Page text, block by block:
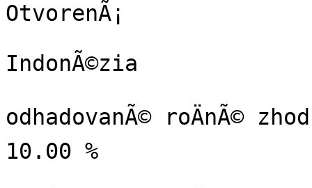
OtvorenÃ¡
IndonÃ©zia
odhadovanÃ© roÄnÃ©
10.00 %